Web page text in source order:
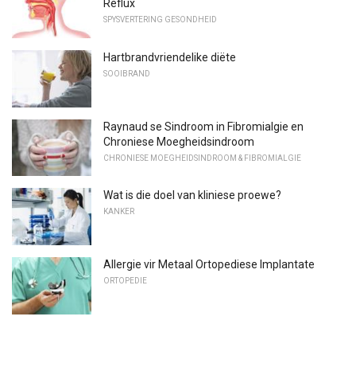
Reflux
SPYSVERTERING GESONDHEID
Hartbrandvriendelike diëte
SOOIBRAND
Raynaud se Sindroom in Fibromialgie en
Chroniese Moegheidsindroom
CHRONIESE MOEGHEIDSINDROOM & FIBROMIALGIE
Wat is die doel van kliniese proewe?
KANKER
Allergie vir Metaal Ortopediese Implantate
ORTOPEDIE